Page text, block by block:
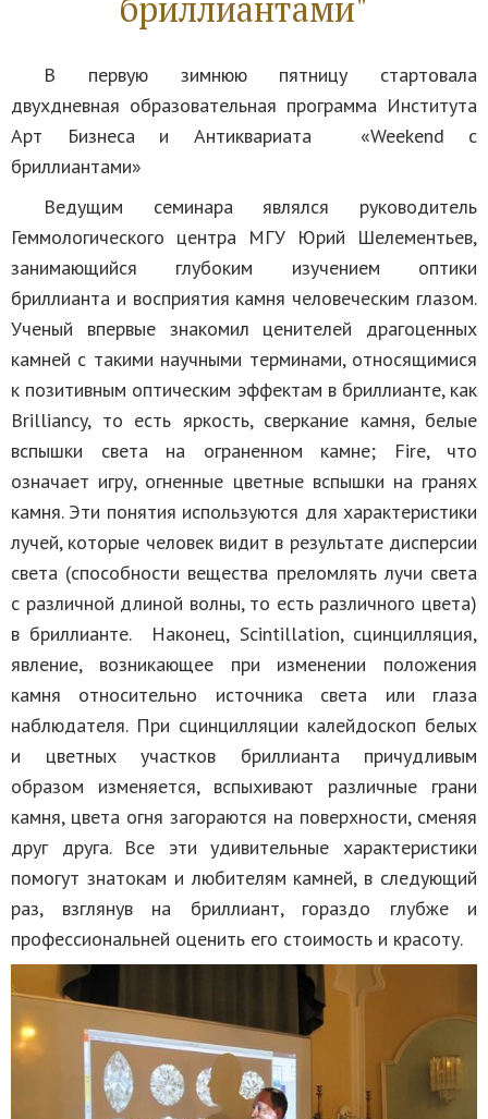
В первую зимнюю пятницу стартовала
двухдневная образовательная программа Института
Арт Бизнеса и Антиквариата «Weekend с
бриллиантами»
Ведущим семинара являлся руководитель
Геммологического центра МГУ Юрий Шелементьев,
занимающийся глубоким изучением оптики
бриллианта и восприятия камня человеческим глазом.
Ученый впервые знакомил ценителей драгоценных
камней с такими научными терминами, относящимися
к позитивным оптическим эффектам в бриллианте, как
Brilliancy, то есть яркость, сверкание камня, белые
вспышки света на ограненном камне; Fire, что
означает игру, огненные цветные вспышки на гранях
камня. Эти понятия используются для характеристики
лучей, которые человек видит в результате дисперсии
света (способности вещества преломлять лучи света
с различной длиной волны, то есть различного цвета)
в бриллианте. Наконец, Scintillation, сцинцилляция,
явление, возникающее при изменении положения
камня относительно источника света или глаза
наблюдателя. При сцинцилляции калейдоскоп белых
и цветных участков бриллианта причудливым
образом изменяется, вспыхивают различные грани
камня, цвета огня загораются на поверхности, сменяя
друг друга. Все эти удивительные характеристики
помогут знатокам и любителям камней, в следующий
раз, взглянув на бриллиант, гораздо глубже и
профессиональней оценить его стоимость и красоту.